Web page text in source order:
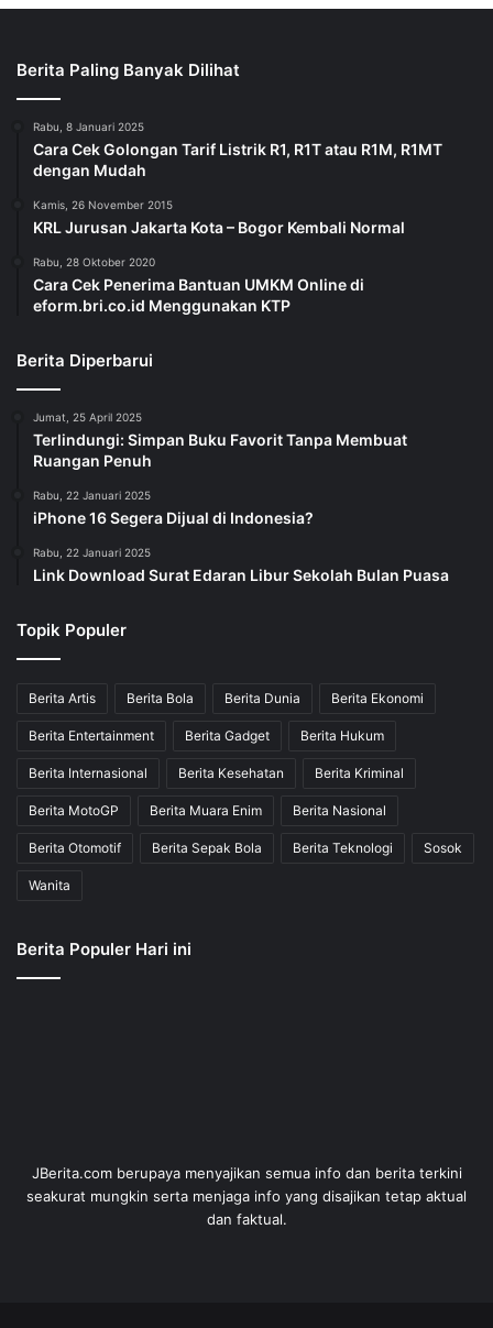
Berita Paling Banyak Dilihat
Rabu, 8 Januari 2025
Cara Cek Golongan Tarif Listrik R1, R1T atau R1M, R1MT
dengan Mudah
Kamis, 26 November 2015
KRL Jurusan Jakarta Kota – Bogor Kembali Normal
Rabu, 28 Oktober 2020
Cara Cek Penerima Bantuan UMKM Online di
eform.bri.co.id Menggunakan KTP
Berita Diperbarui
Jumat, 25 April 2025
Terlindungi: Simpan Buku Favorit Tanpa Membuat
Ruangan Penuh
Rabu, 22 Januari 2025
iPhone 16 Segera Dijual di Indonesia?
Rabu, 22 Januari 2025
Link Download Surat Edaran Libur Sekolah Bulan Puasa
Topik Populer
Berita Artis Berita Bola Berita Dunia Berita Ekonomi
Berita Entertainment Berita Gadget Berita Hukum
Berita Internasional Berita Kesehatan Berita Kriminal
Berita MotoGP Berita Muara Enim Berita Nasional
Berita Otomotif Berita Sepak Bola Berita Teknologi Sosok
Wanita
Berita Populer Hari ini
JBerita.com berupaya menyajikan semua info dan berita terkini
seakurat mungkin serta menjaga info yang disajikan tetap aktual
dan faktual.